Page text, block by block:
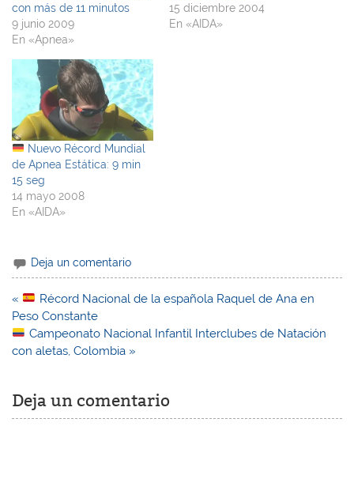
con más de 11 minutos
9 junio 2009
En «Apnea»
15 diciembre 2004
En «AIDA»
Nuevo Récord Mundial
de Apnea Estática: 9 min
15 seg
14 mayo 2008
En «AIDA»
Deja un comentario
Navegación
de
entradas
«
Récord Nacional de la española Raquel de Ana en
Peso Constante
Campeonato Nacional Infantil Interclubes de Natación
con aletas, Colombia »
Deja un comentario